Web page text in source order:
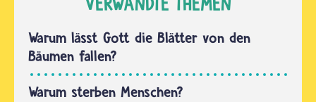
gefunden,
mit…
Flüsse
und alle
anderen
Landschaftsteile
Warum lässt Gott die Blätter von den
Bäumen fallen?
Warum sterben Menschen?